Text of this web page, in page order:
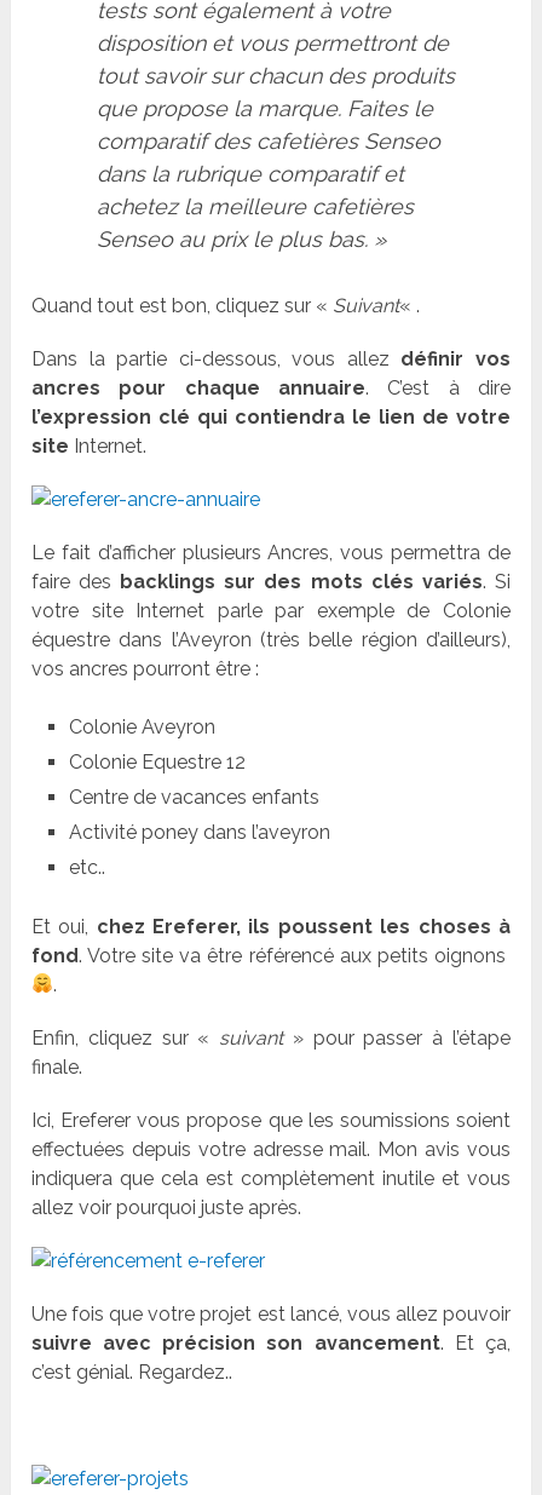
tests sont également à votre
disposition et vous permettront de
tout savoir sur chacun des produits
que propose la marque. Faites le
comparatif des cafetières Senseo
dans la rubrique comparatif et
achetez la meilleure cafetières
Senseo au prix le plus bas. »
Quand tout est bon, cliquez sur « Suivant« .
Dans la partie ci-dessous, vous allez définir vos
ancres pour chaque annuaire. C’est à dire
l’expression clé qui contiendra le lien de votre
site Internet.
Le fait d’afficher plusieurs Ancres, vous permettra de
faire des backlings sur des mots clés variés. Si
votre site Internet parle par exemple de Colonie
équestre dans l’Aveyron (très belle région d’ailleurs),
vos ancres pourront être :
Colonie Aveyron
Colonie Equestre 12
Centre de vacances enfants
Activité poney dans l’aveyron
etc..
Et oui, chez Ereferer, ils poussent les choses à
fond. Votre site va être référencé aux petits oignons
.
Enfin, cliquez sur « suivant» pour passer à l’étape
finale.
Ici, Ereferer vous propose que les soumissions soient
effectuées depuis votre adresse mail. Mon avis vous
indiquera que cela est complètement inutile et vous
allez voir pourquoi juste après.
Une fois que votre projet est lancé, vous allez pouvoir
suivre avec précision son avancement. Et ça,
c’est génial. Regardez..